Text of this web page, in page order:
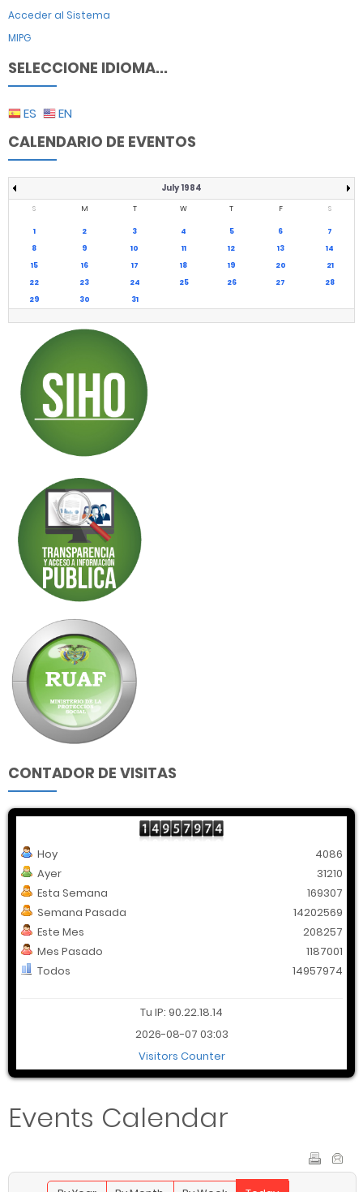
Acceder al Sistema
MIPG
SELECCIONE IDIOMA...
ES EN
CALENDARIO DE EVENTOS
July 1984
S M T W T F S
1 2 3 4 5 6
7
8
9 10 11 12 13
14
15
16 17 18 19 20
21
22
23 24 25 26 27
28
29
30 31
CONTADOR DE VISITAS
Hoy
Ayer
Esta Semana
Semana Pasada
Este Mes
Mes Pasado
Todos
4086
31210
169307
14202569
208257
1187001
14957974
Tu IP: 90.22.18.14
2026-08-07 03:03
Visitors Counter
Events Calendar